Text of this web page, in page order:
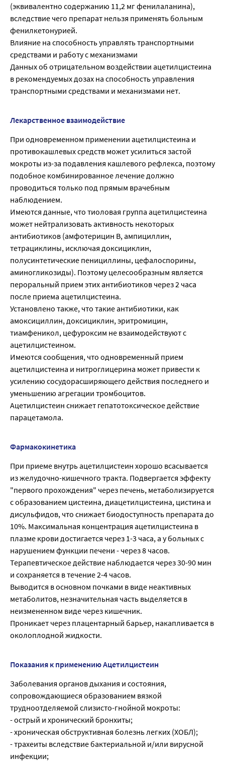
(эквивалентно содержанию 11,2 мг фенилаланина),
вследствие чего препарат нельзя применять больным
фенилкетонурией.
Влияние на способность управлять транспортными
средствами и работу с механизмами
Данных об отрицательном воздействии ацетилцистеина
в рекомендуемых дозах на способность управления
транспортными средствами и механизмами нет.
Лекарственное взаимодействие
При одновременном применении ацетилцистеина и
противокашлевых средств может усилиться застой
мокроты из-за подавления кашлевого рефлекса, поэтому
подобное комбинированное лечение должно
проводиться только под прямым врачебным
наблюдением.
Имеются данные, что тиоловая группа ацетилцистеина
может нейтрализовать активность некоторых
антибиотиков (амфотерицин В, ампициллин,
тетрациклины, исключая доксициклин,
полусинтетические пенициллины, цефалоспорины,
аминогликозиды). Поэтому целесообразным является
пероральный прием этих антибиотиков через 2 часа
после приема ацетилцистеина.
Установлено также, что такие антибиотики, как
амоксициллин, доксициклин, эритромицин,
тиамфеникол, цефуроксим не взаимодействуют с
ацетилцистеином.
Имеются сообщения, что одновременный прием
ацетилцистеина и нитроглицерина может привести к
усилению сосудорасширяющего действия последнего и
уменьшению агрегации тромбоцитов.
Ацетилцистеин снижает гепатотоксическое действие
парацетамола.
Фармакокинетика
При приеме внутрь ацетилцистеин хорошо всасывается
из желудочно-кишечного тракта. Подвергается эффекту
"первого прохождения" через печень, метаболизируется
с образованием цистеина, диацетилцистеина, цистина и
дисульфидов, что снижает биодоступность препарата до
10%. Максимальная концентрация ацетилцистеина в
плазме крови достигается через 1-3 часа, а у больных с
нарушением функции печени - через 8 часов.
Терапевтическое действие наблюдается через 30-90 мин
и сохраняется в течение 2-4 часов.
Выводится в основном почками в виде неактивных
метаболитов, незначительная часть выделяется в
неизмененном виде через кишечник.
Проникает через плацентарный барьер, накапливается в
околоплодной жидкости.
Показания к применению Ацетилцистеин
Заболевания органов дыхания и состояния,
сопровождающиеся образованием вязкой
трудноотделяемой слизисто-гнойной мокроты:
- острый и хронический бронхиты;
- хроническая обструктивная болезнь легких (ХОБЛ);
- трахеиты вследствие бактериальной и/или вирусной
инфекции;